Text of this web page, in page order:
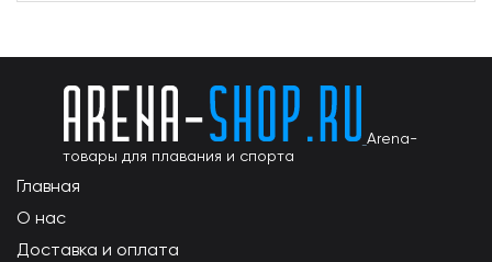
Arena-
товары для плавания и спорта
Главная
О нас
Доставка и оплата